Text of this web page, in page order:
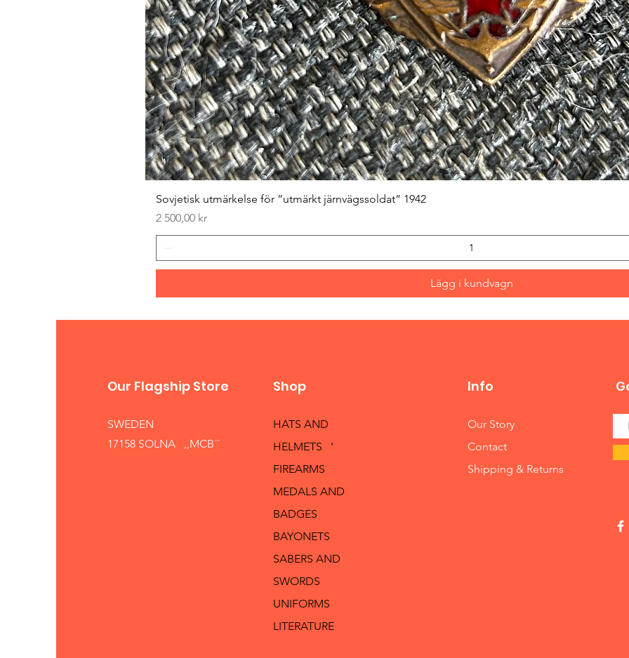
Sovjetisk utmärkelse för ”utmärkt järnvägssoldat” 1942
Pris
2 500,00 kr
Lägg i kundvagn
Our Flagship Store
SWEDEN
17158 SOLNA ,,MCB´´
Shop
HATS AND
HELMETS '
FIREARMS
MEDALS AND
BADGES
BAYONETS
SABERS AND
SWORDS
UNIFORMS
LITERATURE
Info
Our Story
Contact
Shipping & Returns